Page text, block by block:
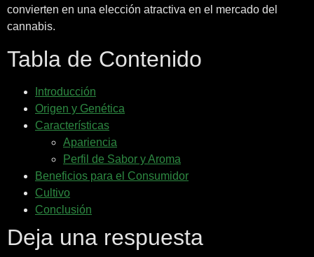
convierten en una elección atractiva en el mercado del
cannabis.
Tabla de Contenido
Introducción
Origen y Genética
Características
Apariencia
Perfil de Sabor y Aroma
Beneficios para el Consumidor
Cultivo
Conclusión
Deja una respuesta